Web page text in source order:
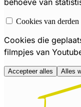
behoeve van
Cookies van derden
Cookies die
filmpjes van
Accepteer alles Alles